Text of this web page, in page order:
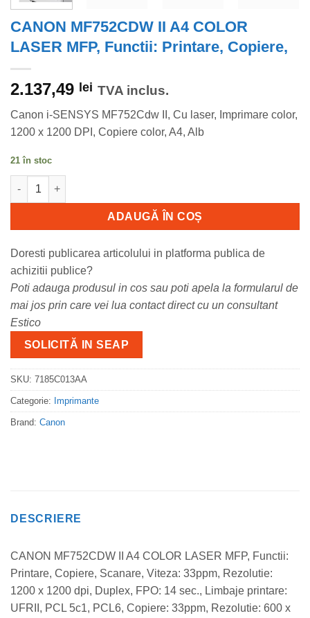
CANON MF752CDW II A4 COLOR
LASER MFP, Functii: Printare, Copiere,
2.137,49 lei TVA inclus.
Canon i-SENSYS MF752Cdw II, Cu laser, Imprimare color,
1200 x 1200 DPI, Copiere color, A4, Alb
21 în stoc
Cantitate CANON MF752CDW II A4 COLOR LASER MFP,
ADAUGĂ ÎN COȘ
Doresti publicarea articolului in platforma publica de
achizitii publice?
Poti adauga produsul in cos sau poti apela la formularul de
mai jos prin care vei lua contact direct cu un consultant
Estico
SOLICITĂ IN SEAP
SKU: 7185C013AA
Categorie: Imprimante
Brand: Canon
DESCRIERE
CANON MF752CDW II A4 COLOR LASER MFP, Functii:
Printare, Copiere, Scanare, Viteza: 33ppm, Rezolutie:
1200 x 1200 dpi, Duplex, FPO: 14 sec., Limbaje printare:
UFRII, PCL 5c1, PCL6, Copiere: 33ppm, Rezolutie: 600 x